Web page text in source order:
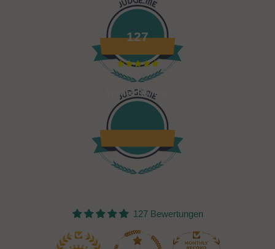
127
Verified Reviews
127 Bewertungen